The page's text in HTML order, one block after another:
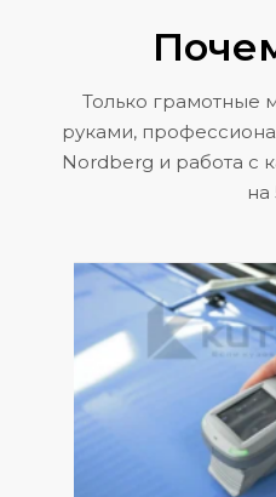
Только грамотные
руками,
Nordberg и работа с
на